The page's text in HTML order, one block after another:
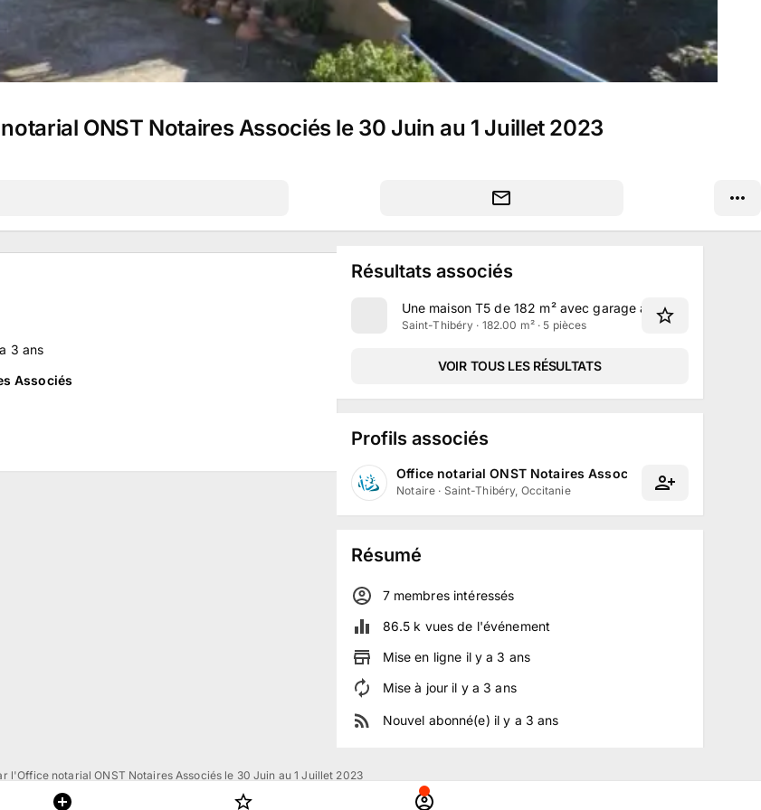
ONST Notaires Associés le 30 Juin au 1 Juillet 2023
3 ans
Associés
Résultats associés
Une maison T5 de 182 m² avec garage à Saint-Thibéry
Saint-Thibéry · 182.00 m² · 5 pièces
VOIR TOUS LES RÉSULTATS
Profils associés
Office notarial ONST Notaires Associés
Notaire · Saint-Thibéry, Occitanie
Résumé
7membresintéressés
86.5 k vues de l'événement
Mise en ligne il y a 3 ans
Mise à jour il y a 3 ans
Nouvel abonné(e) il y a 3 ans
l'Office notarial ONST Notaires Associés le 30 Juin au 1 Juillet 2023